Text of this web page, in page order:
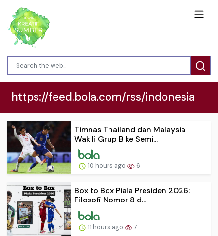
https://feed.bola.com/rss/indonesia
Timnas Thailand dan Malaysia
Wakili Grup B ke Semi...
10 hours ago 6
Box to Box Piala Presiden 2026:
Filosofi Nomor 8 d...
11 hours ago 7